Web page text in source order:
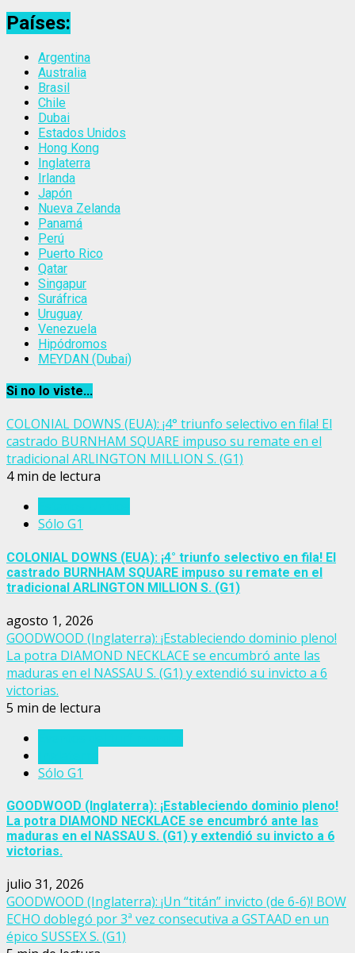
Países:
Argentina
Australia
Brasil
Chile
Dubai
Estados Unidos
Hong Kong
Inglaterra
Irlanda
Japón
Nueva Zelanda
Panamá
Perú
Puerto Rico
Qatar
Singapur
Suráfrica
Uruguay
Venezuela
Hipódromos
MEYDAN (Dubai)
Si no lo viste...
COLONIAL DOWNS (EUA): ¡4° triunfo selectivo en fila! El
castrado BURNHAM SQUARE impuso su remate en el
tradicional ARLINGTON MILLION S. (G1)
4 min de lectura
Sólo G1
COLONIAL DOWNS (EUA): ¡4° triunfo selectivo en fila! El
castrado BURNHAM SQUARE impuso su remate en el
tradicional ARLINGTON MILLION S. (G1)
agosto 1, 2026
GOODWOOD (Inglaterra): ¡Estableciendo dominio pleno!
La potra DIAMOND NECKLACE se encumbró ante las
maduras en el NASSAU S. (G1) y extendió su invicto a 6
victorias.
5 min de lectura
Sólo G1
GOODWOOD (Inglaterra): ¡Estableciendo dominio pleno!
La potra DIAMOND NECKLACE se encumbró ante las
maduras en el NASSAU S. (G1) y extendió su invicto a 6
victorias.
julio 31, 2026
GOODWOOD (Inglaterra): ¡Un “titán” invicto (de 6-6)! BOW
ECHO doblegó por 3ª vez consecutiva a GSTAAD en un
épico SUSSEX S. (G1)